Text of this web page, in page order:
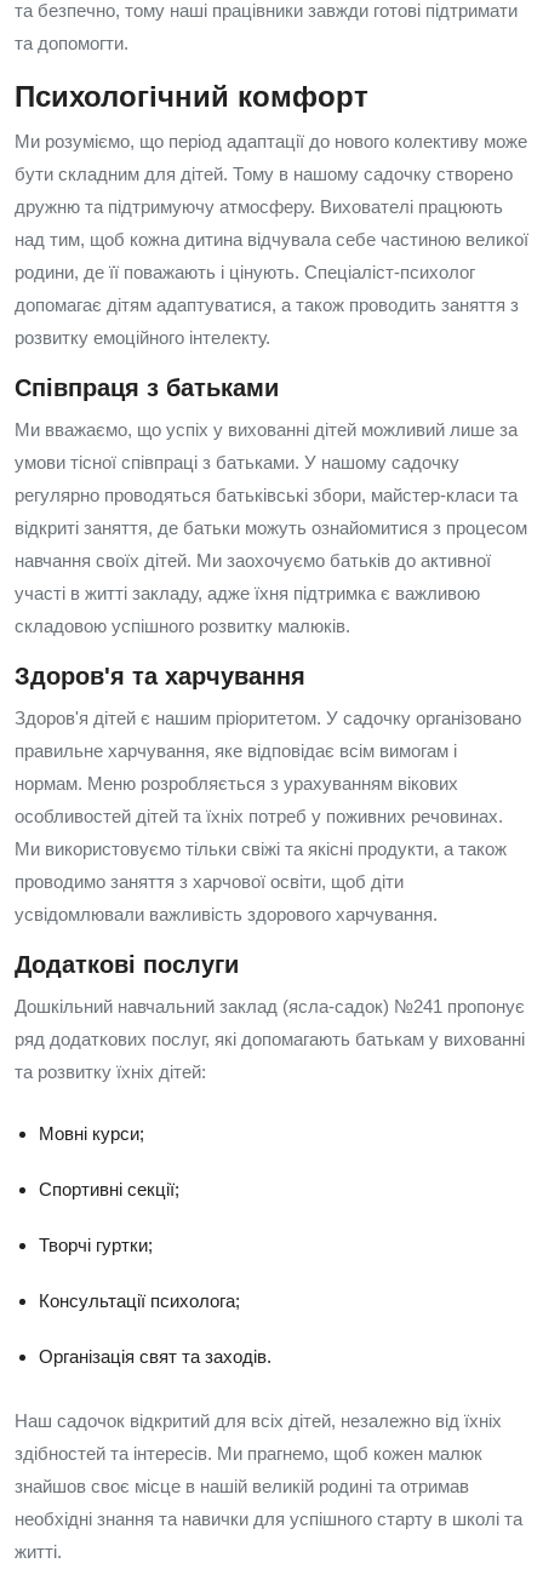
та безпечно, тому наші працівники завжди готові підтримати
та допомогти.
Психологічний комфорт
Ми розуміємо, що період адаптації до нового колективу може
бути складним для дітей. Тому в нашому садочку створено
дружню та підтримуючу атмосферу. Вихователі працюють
над тим, щоб кожна дитина відчувала себе частиною великої
родини, де її поважають і цінують. Спеціаліст-психолог
допомагає дітям адаптуватися, а також проводить заняття з
розвитку емоційного інтелекту.
Співпраця з батьками
Ми вважаємо, що успіх у вихованні дітей можливий лише за
умови тісної співпраці з батьками. У нашому садочку
регулярно проводяться батьківські збори, майстер-класи та
відкриті заняття, де батьки можуть ознайомитися з процесом
навчання своїх дітей. Ми заохочуємо батьків до активної
участі в житті закладу, адже їхня підтримка є важливою
складовою успішного розвитку малюків.
Здоров'я та харчування
Здоров'я дітей є нашим пріоритетом. У садочку організовано
правильне харчування, яке відповідає всім вимогам і
нормам. Меню розробляється з урахуванням вікових
особливостей дітей та їхніх потреб у поживних речовинах.
Ми використовуємо тільки свіжі та якісні продукти, а також
проводимо заняття з харчової освіти, щоб діти
усвідомлювали важливість здорового харчування.
Додаткові послуги
Дошкільний навчальний заклад (ясла-садок) №241 пропонує
ряд додаткових послуг, які допомагають батькам у вихованні
та розвитку їхніх дітей:
Мовні курси;
Спортивні секції;
Творчі гуртки;
Консультації психолога;
Організація свят та заходів.
Наш садочок відкритий для всіх дітей, незалежно від їхніх
здібностей та інтересів. Ми прагнемо, щоб кожен малюк
знайшов своє місце в нашій великій родині та отримав
необхідні знання та навички для успішного старту в школі та
житті.